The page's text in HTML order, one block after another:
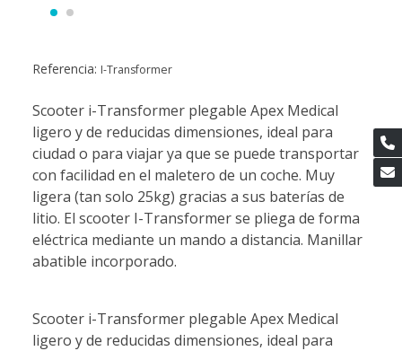
Referencia: I-Transformer
Scooter i-Transformer plegable Apex Medical
ligero y de reducidas dimensiones, ideal para
ciudad o para viajar ya que se puede transportar
con facilidad en el maletero de un coche. Muy
ligera (tan solo 25kg) gracias a sus baterías de
litio. El scooter I-Transformer se pliega de forma
eléctrica mediante un mando a distancia. Manillar
abatible incorporado.
Scooter i-Transformer plegable Apex Medical
ligero y de reducidas dimensiones, ideal para